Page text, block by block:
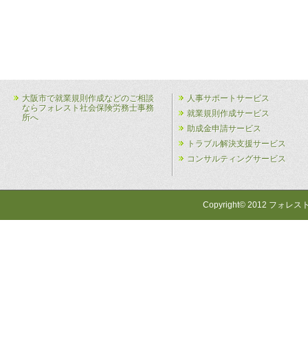
大阪市で就業規則作成などのご相談
ならフォレスト社会保険労務士事務
所へ
人事サポートサービス
就業規則作成サービス
助成金申請サービス
トラブル解決支援サービス
コンサルティングサービス
Copyright© 2012 フォレス